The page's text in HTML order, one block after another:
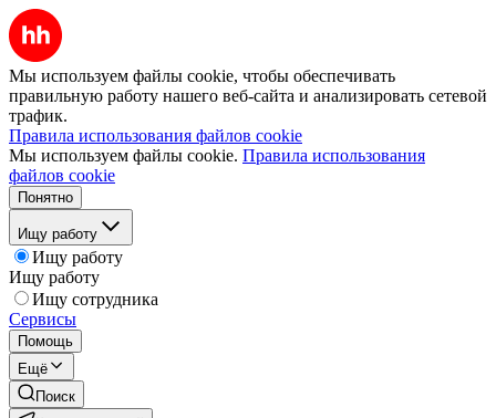
Мы используем файлы cookie, чтобы обеспечивать
правильную работу нашего веб-сайта и анализировать сетевой
трафик.
Правила использования файлов cookie
Мы используем файлы cookie. Правила использования
файлов cookie
Понятно
Ищу работу
Ищу работу
Ищу работу
Ищу сотрудника
Сервисы
Помощь
Ещё
Поиск